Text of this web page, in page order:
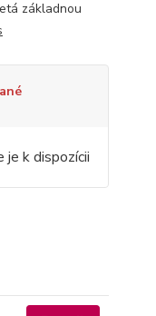
základnou
je k dispozícii